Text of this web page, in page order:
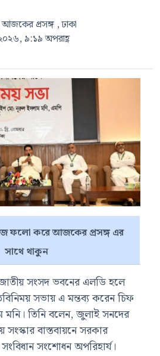
আজকের প্রসঙ্গ , ঢাকা
৯:১৯ অপরাহ্ণ
ফলো করে আজকের প্রসঙ্গ এর
সাথে থাকুন
সংসদ ভবনের এলডি হলে
সভায় এ মন্তব্য করেন চিফ
তিনি বলেন, জুলাই সনদের
সংস্কার বাস্তবায়নে সরকার
সংশোধন অপরিহার্য।